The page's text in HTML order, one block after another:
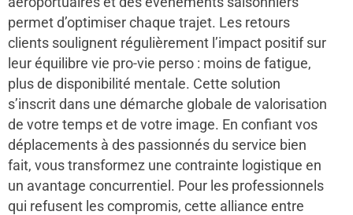
permet d’optimiser chaque trajet. Les retours
clients soulignent régulièrement l’impact positif sur
leur équilibre vie pro-vie perso : moins de fatigue,
plus de disponibilité mentale. Cette solution
s’inscrit dans une démarche globale de valorisation
de votre temps et de votre image. En confiant vos
déplacements à des passionnés du service bien
fait, vous transformez une contrainte logistique en
un avantage concurrentiel. Pour les professionnels
qui refusent les compromis, cette alliance entre